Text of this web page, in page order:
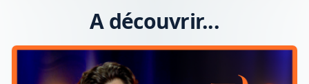
A découvrir...